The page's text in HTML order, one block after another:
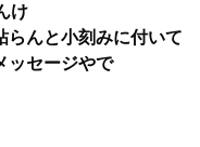
け
らんと小刻みに付いて
ッセージやで